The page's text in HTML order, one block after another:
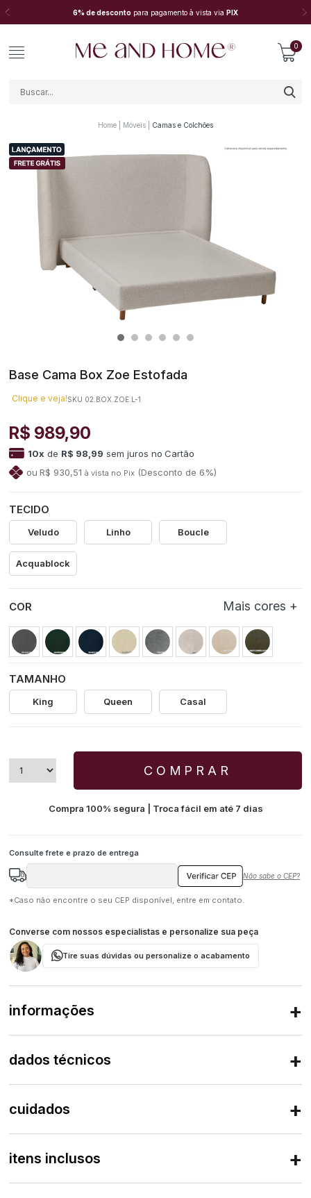
6% de desconto para pagamento à vista viaPIX
0
Home Móveis Camas e Colchões
informações
dados técnicos
cuidados
itens inclusos
Base Cama Box Zoe Estofada
Clique e veja!SKU 02.BOX.ZOE.L-1
R$ 989,90
10x de R$ 98,99 sem juros no
R$ 930,51
(Desconto de 6%)
TECIDO
Veludo Linho Boucle
Acquablock
COR
TAMANHO
King Queen Casal
COMPRAR
Compra 100% segura | Troca fácil em até 7 dias
Não sabe o CEP?
*Caso não encontre o seu CEP disponível, entre em contato.
Converse com nossos especialistas e personalize sua peça
Tire suas dúvidas ou personalize o acabamento